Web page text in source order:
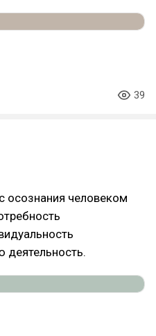
39
осознания человеком